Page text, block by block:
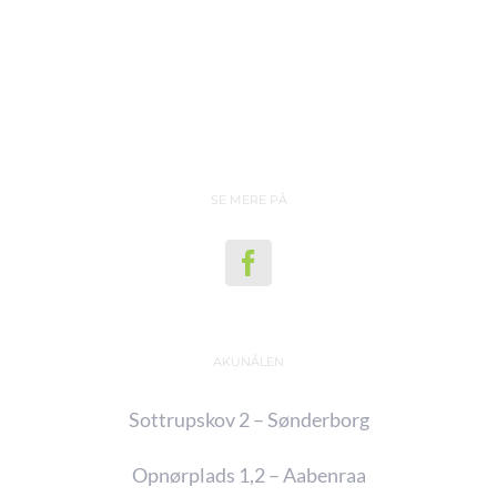
SE MERE PÅ
AKUNÅLEN
Sottrupskov 2 – Sønderborg
Opnørplads 1,2 – Aabenraa